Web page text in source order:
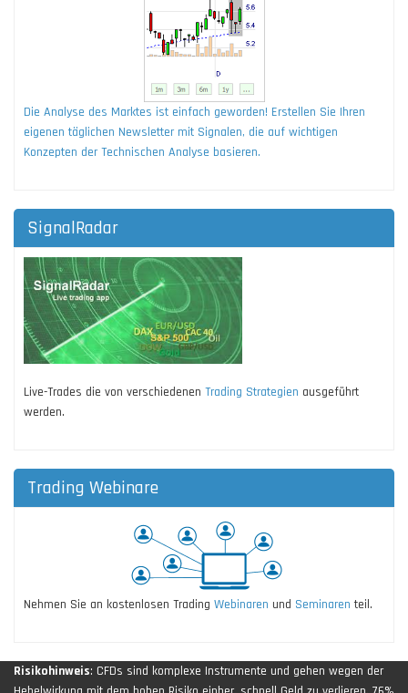
Die Analyse des Marktes ist einfach geworden! Erstellen Sie Ihren
eigenen täglichen Newsletter mit Signalen, die auf wichtigen
Konzepten der Technischen Analyse basieren.
SignalRadar
Live-Trades die von verschiedenen Trading Strategien ausgeführt
werden.
Trading Webinare
Nehmen Sie an kostenlosen Trading Webinaren und Seminaren teil.
Risikohinweis: CFDs sind komplexe Instrumente und gehen wegen der